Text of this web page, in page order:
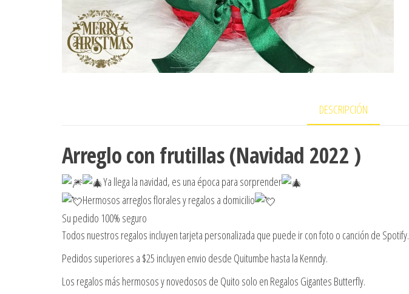
DESCRIPCIÓN
Arreglo con frutillas (Navidad 2022 )
Ya llega la navidad, es una época para sorprender
Hermosos arreglos florales y regalos a domicilio
Su pedido 100% seguro
Todos nuestros regalos incluyen tarjeta personalizada que puede ir con foto o canción de Spotify.
Pedidos superiores a $25 incluyen envio desde Quitumbe hasta la Kenndy.
Los regalos más hermosos y novedosos de Quito solo en Regalos Gigantes Butterfly.